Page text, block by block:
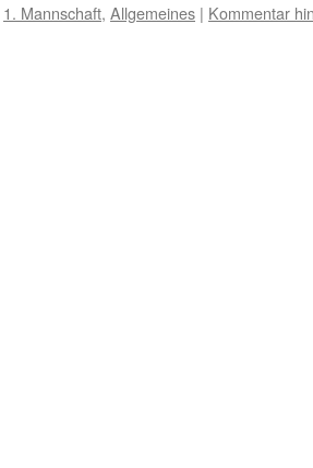
1. Mannschaft, Allgemeines | Kommentar